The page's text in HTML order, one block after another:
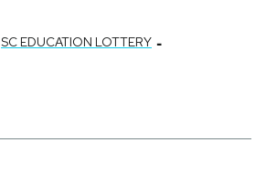
SC EDUCATION LOTTERY -